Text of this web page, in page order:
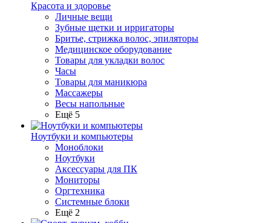
Красота и здоровье
Личные вещи
Зубные щетки и ирригаторы
Бритье, стрижка волос, эпиляторы
Медицинское оборудование
Товары для укладки волос
Часы
Товары для маникюра
Массажеры
Весы напольные
Ещё 5
Ноутбуки и компьютеры
Моноблоки
Ноутбуки
Аксессуары для ПК
Мониторы
Оргтехника
Системные блоки
Ещё 2